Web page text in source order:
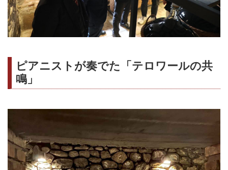
ピアニストが奏でた「テロワールの共
鳴」